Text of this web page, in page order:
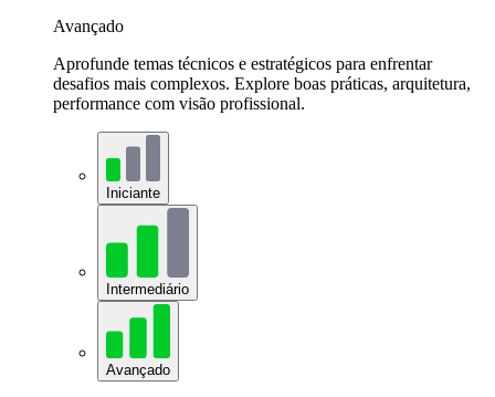
Avançado
Aprofunde temas técnicos e estratégicos para enfrentar
desafios mais complexos. Explore boas práticas, arquitetura,
performance com visão profissional.
Iniciante
Intermediário
Avançado